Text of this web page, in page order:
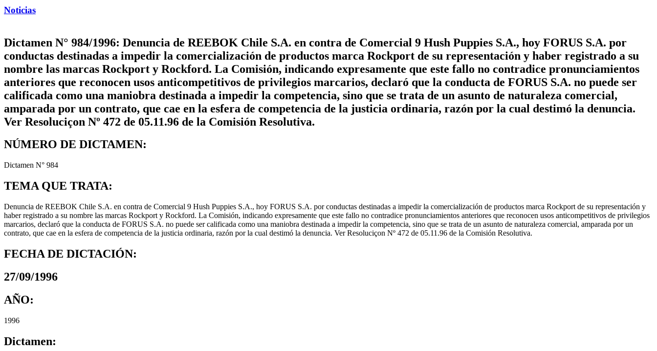
Noticias
Dictamen N° 984/1996: Denuncia de REEBOK Chile S.A. en contra de Comercial 9 Hush Puppies S.A., hoy FORUS S.A. por
conductas destinadas a impedir la comercialización de productos marca Rockport de su representación y haber registrado a su
nombre las marcas Rockport y Rockford. La Comisión, indicando expresamente que este fallo no contradice pronunciamientos
anteriores que reconocen usos anticompetitivos de privilegios marcarios, declaró que la conducta de FORUS S.A. no puede ser
calificada como una maniobra destinada a impedir la competencia, sino que se trata de un asunto de naturaleza comercial,
amparada por un contrato, que cae en la esfera de competencia de la justicia ordinaria, razón por la cual destimó la denuncia.
Ver Resoluciçon Nº 472 de 05.11.96 de la Comisión Resolutiva.
NÚMERO DE DICTAMEN:
Dictamen N° 984
TEMA QUE TRATA:
Denuncia de REEBOK Chile S.A. en contra de Comercial 9 Hush Puppies S.A., hoy FORUS S.A. por conductas destinadas a impedir la comercialización de productos marca Rockport de su representación y
haber registrado a su nombre las marcas Rockport y Rockford. La Comisión, indicando expresamente que este fallo no contradice pronunciamientos anteriores que reconocen usos anticompetitivos de privilegios
marcarios, declaró que la conducta de FORUS S.A. no puede ser calificada como una maniobra destinada a impedir la competencia, sino que se trata de un asunto de naturaleza comercial, amparada por un
contrato, que cae en la esfera de competencia de la justicia ordinaria, razón por la cual destimó la denuncia. Ver Resoluciçon Nº 472 de 05.11.96 de la Comisión Resolutiva.
FECHA DE DICTACIÓN:
27/09/1996
AÑO:
1996
Dictamen: